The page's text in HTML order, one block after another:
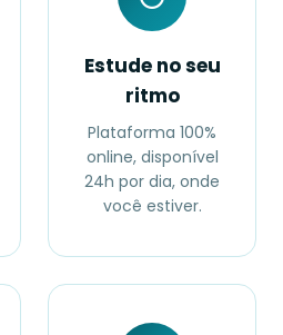
Estude no seu
ritmo
Plataforma 100%
online, disponível
24h por dia, onde
você estiver.